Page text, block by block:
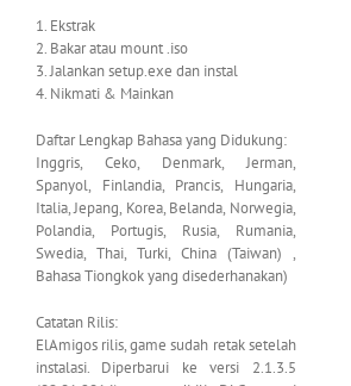
1. Ekstrak
2. Bakar atau mount .iso
3. Jalankan setup.exe dan instal
4. Nikmati & Mainkan
Daftar Lengkap Bahasa yang Didukung:
Inggris, Ceko, Denmark, Jerman,
Spanyol, Finlandia, Prancis, Hungaria,
Italia, Jepang, Korea, Belanda, Norwegia,
Polandia, Portugis, Rusia, Rumania,
Swedia, Thai, Turki, China (Taiwan) ,
Bahasa Tiongkok yang disederhanakan)
Catatan Rilis:
ElAmigos rilis, game sudah retak setelah
instalasi. Diperbarui ke versi 2.1.3.5